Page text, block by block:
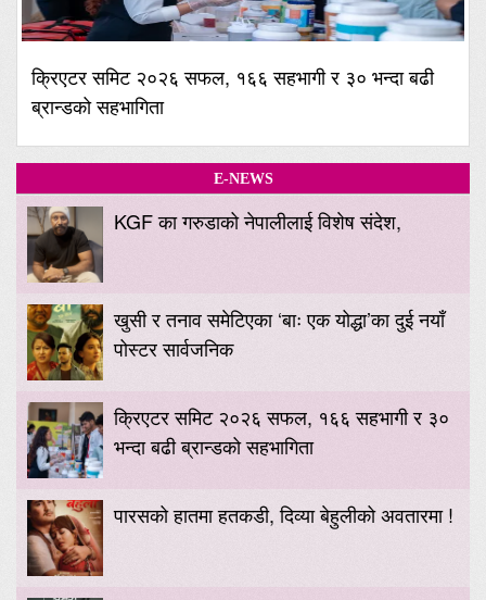
क्रिएटर समिट २०२६ सफल, १६६ सहभागी र ३० भन्दा बढी
ब्रान्डको सहभागिता
E-NEWS
KGF का गरुडाको नेपालीलाई विशेष संदेश,
खुसी र तनाव समेटिएका ‘बाः एक योद्धा’का दुई नयाँ
पोस्टर सार्वजनिक
क्रिएटर समिट २०२६ सफल, १६६ सहभागी र ३०
भन्दा बढी ब्रान्डको सहभागिता
पारसको हातमा हतकडी, दिव्या बेहुलीको अवतारमा !